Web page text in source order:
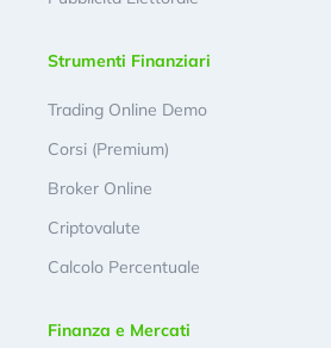
Strumenti Finanziari
Trading Online Demo
Corsi (Premium)
Broker Online
Criptovalute
Calcolo Percentuale
Finanza e Mercati